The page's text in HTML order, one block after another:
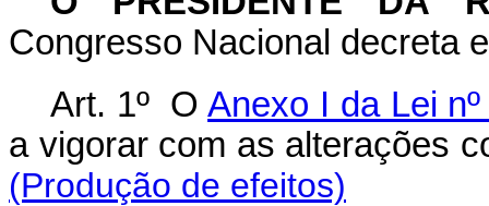
Congresso Nacional decreta
Art. 1º OAnexo I da Lei
a vigorar com as alterações
(Produção de efeitos)